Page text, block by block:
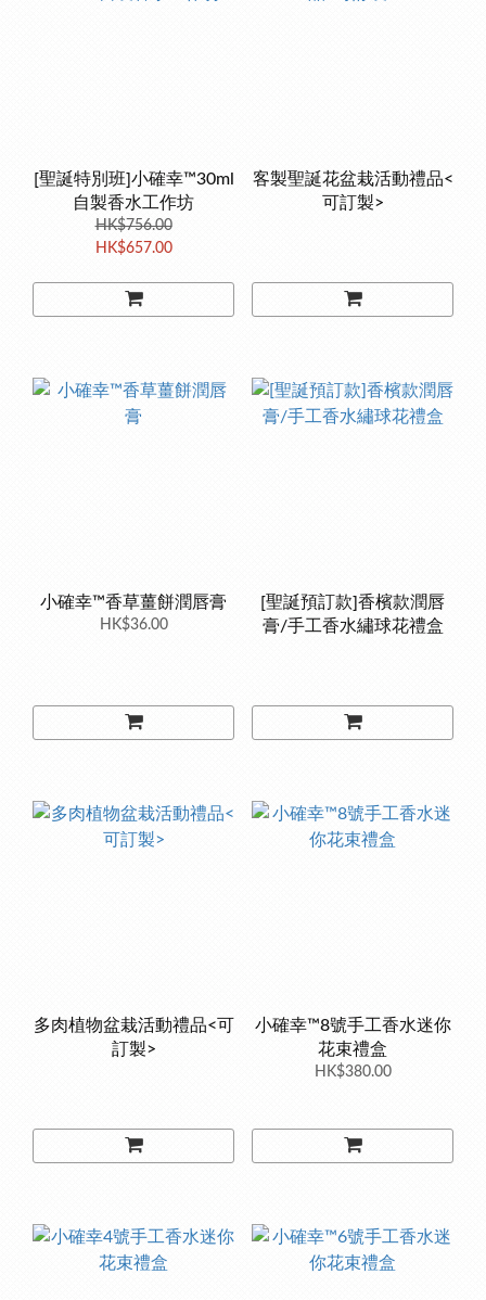
[聖誕特別班]小確幸™30ml
自製香水工作坊
HK$756.00
HK$657.00
客製聖誕花盆栽活動禮品<
可訂製>
小確幸™香草薑餅潤唇膏
HK$36.00
[聖誕預訂款]香檳款潤唇
膏/手工香水繡球花禮盒
多肉植物盆栽活動禮品<可
訂製>
小確幸™8號手工香水迷你
花束禮盒
HK$380.00